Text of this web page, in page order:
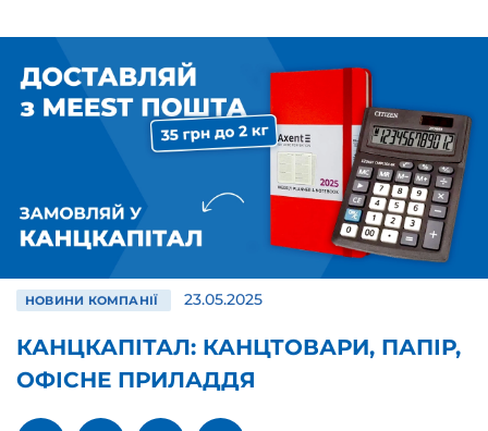
НОВИНИ КОМПАНІЇ 23.05.2025
КАНЦКАПІТАЛ: КАНЦТОВАРИ, ПАПІР,
ОФІСНЕ ПРИЛАДДЯ